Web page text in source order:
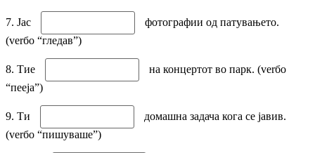
7. Јас
фотографии од патувањето.
(verбо “гледав”)
8. Тие
на концертот во парк. (verбо
“пееја”)
9. Ти
домашна задача кога се јавив.
(verбо “пишуваше”)